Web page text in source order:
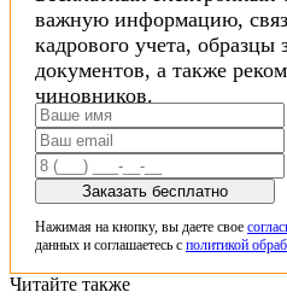
важную информацию,
кадрового учета, образцы
документов, а также
чиновников.
Заказать бесплатно
Нажимая на кнопку, вы даете свое
данных и соглашаетесь с политикой
Читайте также